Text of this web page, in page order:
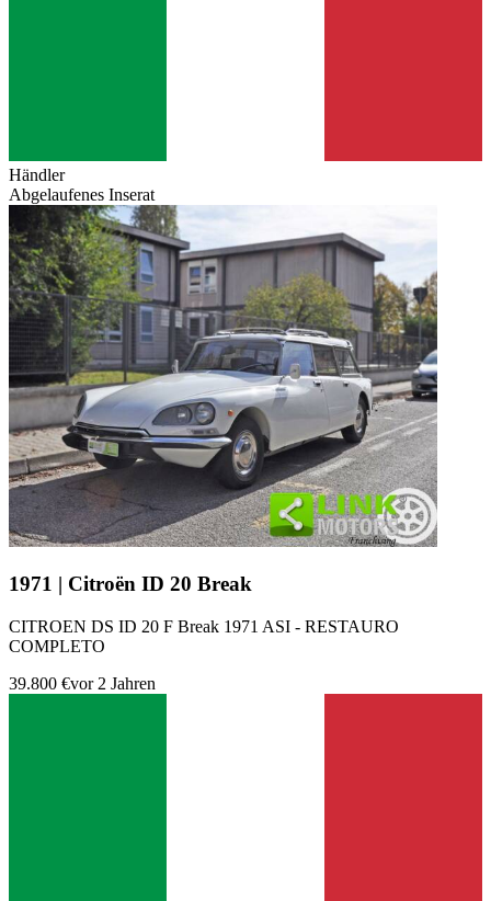
Händler
Abgelaufenes Inserat
1971 | Citroën ID 20 Break
CITROEN DS ID 20 F Break 1971 ASI - RESTAURO
COMPLETO
39.800 €vor 2 Jahren